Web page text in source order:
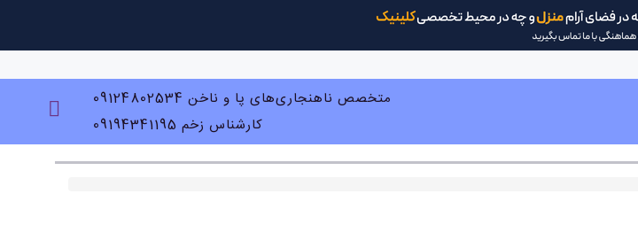
متخصص ناهنجاری‌های پا و ناخن 09124802534
کارشناس زخم 09194341195